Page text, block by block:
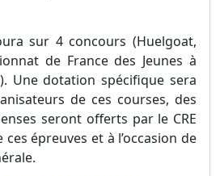
sur 4 concours (Huelgoat,
de France des Jeunes à
Une dotation spécifique sera
de ces courses, des
seront offerts par le CRE
épreuves et à l’occasion de